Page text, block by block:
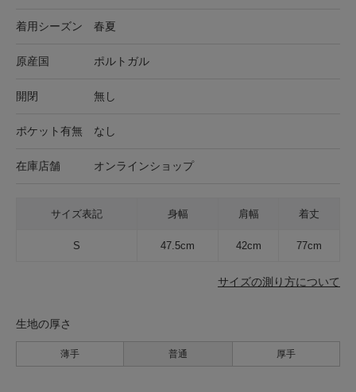
着用シーズン 春夏
原産国 ポルトガル
開閉 無し
ポケット有無 なし
在庫店舗 オンラインショップ
サイズ表記 身幅 肩幅 着丈
S 47.5cm 42cm 77cm
サイズの測り方について
生地の厚さ
薄手 普通 厚手